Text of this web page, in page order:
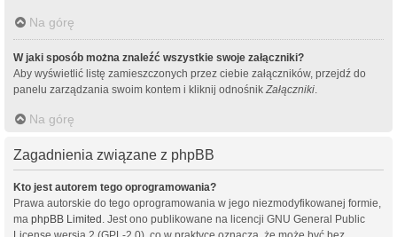
Na górę
W jaki sposób można znaleźć wszystkie swoje załączniki?
Aby wyświetlić listę zamieszczonych przez ciebie załączników, przejdź do
panelu zarządzania swoim kontem i kliknij odnośnik Załączniki.
Na górę
Zagadnienia związane z phpBB
Kto jest autorem tego oprogramowania?
Prawa autorskie do tego oprogramowania w jego niezmodyfikowanej formie,
ma phpBB Limited . Jest ono publikowane na licencji GNU General Public